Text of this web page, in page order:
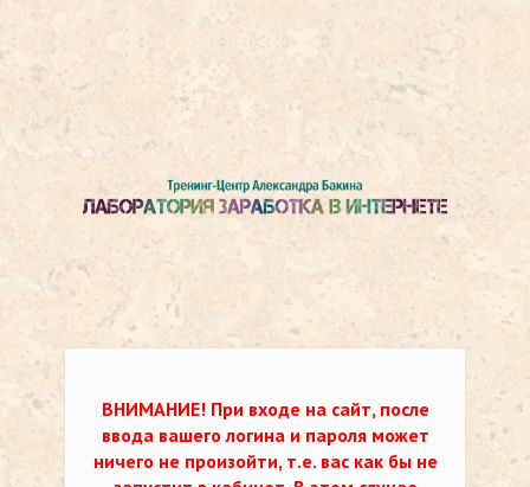
ВНИМАНИЕ! При входе на сайт, после
ввода вашего логина и пароля может
ничего не произойти, т.е. вас как бы не